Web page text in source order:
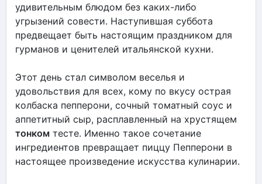
удивительным блюдом без каких-либо
угрызений совести. Наступившая суббота
предвещает быть настоящим праздником для
гурманов и ценителей итальянской кухни.
Этот день стал символом веселья и
удовольствия для всех, кому по вкусу острая
колбаска пепперони, сочный томатный соус и
аппетитный сыр, расплавленный на хрустящем
тонком тесте. Именно такое сочетание
ингредиентов превращает пиццу Пепперони в
настоящее произведение искусства кулинарии.